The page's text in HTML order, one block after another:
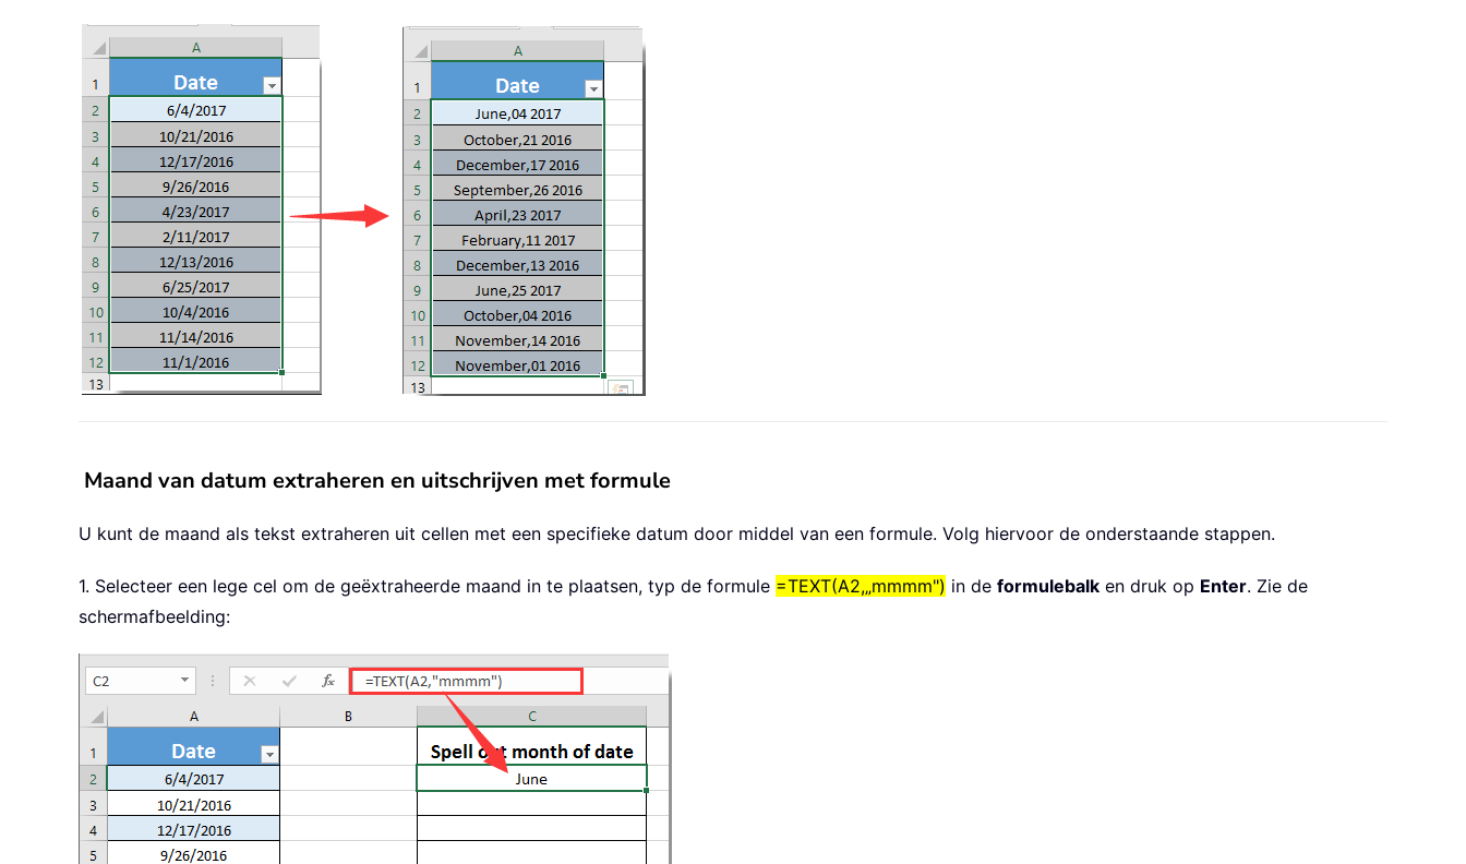
Maand van datum extraheren en uitschrijven met formule
U kunt de maand als tekst extraheren uit cellen met een specifieke datum door middel van een formule. Volg hiervoor de onderstaande stappen.
1. Selecteer een lege cel om de geëxtraheerde maand in te plaatsen, typ de formule =TEXT(A2,„mmmm") in de formulebalk en druk op Enter. Zie de
schermafbeelding: